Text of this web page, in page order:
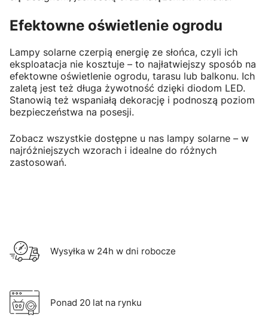
Efektowne oświetlenie ogrodu
Lampy solarne czerpią energię ze słońca, czyli ich
eksploatacja nie kosztuje – to najłatwiejszy sposób na
efektowne oświetlenie ogrodu, tarasu lub balkonu. Ich
zaletą jest też długa żywotność dzięki diodom LED.
Stanowią też wspaniałą dekorację i podnoszą poziom
bezpieczeństwa na posesji.
Zobacz wszystkie dostępne u nas lampy solarne – w
najróżniejszych wzorach i idealne do różnych
zastosowań.
Wysyłka w 24h w dni robocze
Ponad 20 lat na rynku